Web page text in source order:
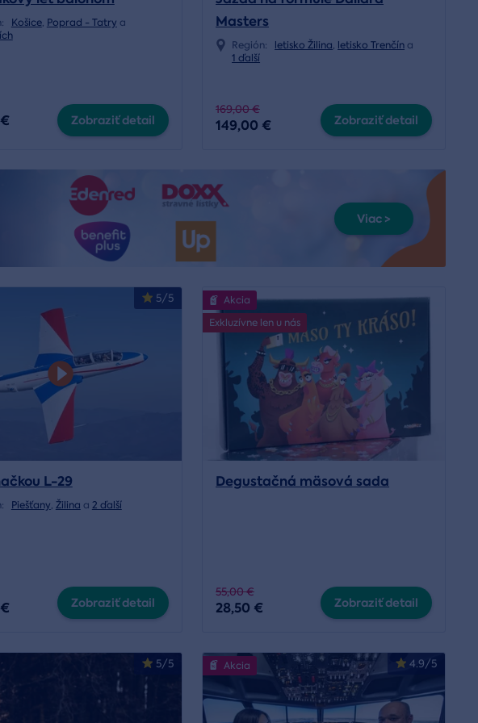
Košice, Poprad - Tatry a
Zobraziť detail
Masters
Región: letisko Žilina, letisko Trenčín a
1 ďalší
169,00 €
149,00 € Zobraziť detail
Viac >
5/5
L-29
Piešťany, Žilina a 2 ďalší
Zobraziť detail
Akcia
Exkluzívne len u nás
Degustačná mäsová sada
55,00 €
28,50 € Zobraziť detail
5/5 4.9/5
Akcia